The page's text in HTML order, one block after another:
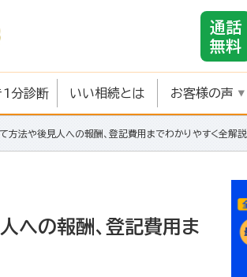
通話
無料
1分診断 いい相続とは お客様の声
方法や後見人への報酬、登記費用までわかりやすく全解説
への報酬、登記費用ま